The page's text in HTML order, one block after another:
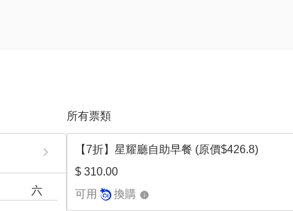
六
所有票類
【7折】星耀廳自助早餐 (原價$426.8)
$ 310.00
可用
換購